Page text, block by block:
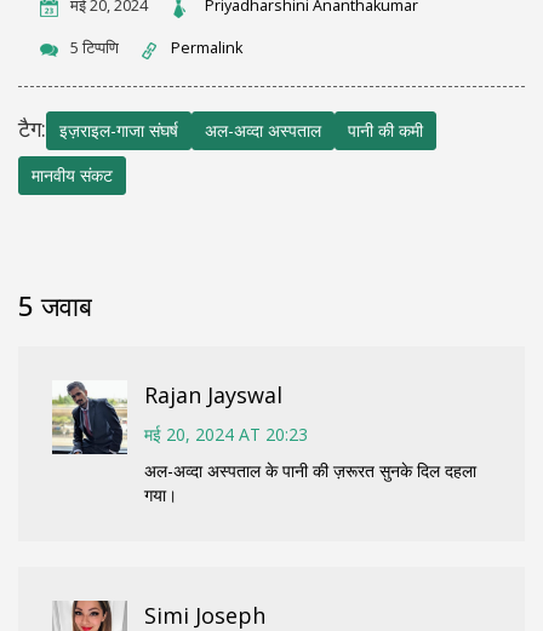
मई 20, 2024 Priyadharshini Ananthakumar
5 टिप्पणि Permalink
टैग: इज़राइल-गाजा संघर्ष अल-अव्दा अस्पताल
पानी की कमी
मानवीय संकट
5 जवाब
Rajan Jayswal
मई 20, 2024 AT 20:23
अल-अव्दा अस्पताल के पानी की ज़रूरत सुनके दिल दहला
गया।
Simi Joseph